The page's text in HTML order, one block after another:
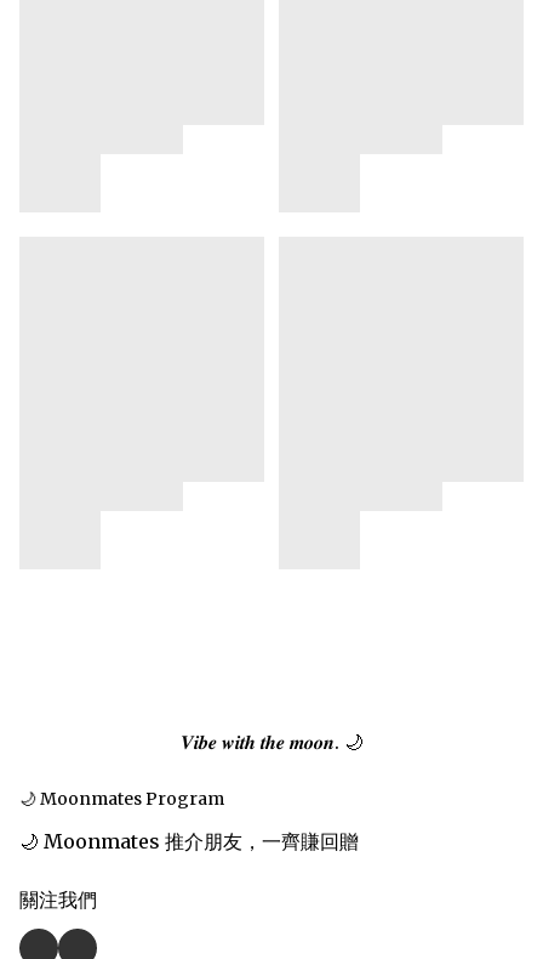
𝑽𝒊𝒃𝒆 𝒘𝒊𝒕𝒉 𝒕𝒉𝒆 𝒎𝒐𝒐𝒏. 🌙
🌙 Moonmates Program
🌙 Moonmates 推介朋友，一齊賺回贈
關注我們